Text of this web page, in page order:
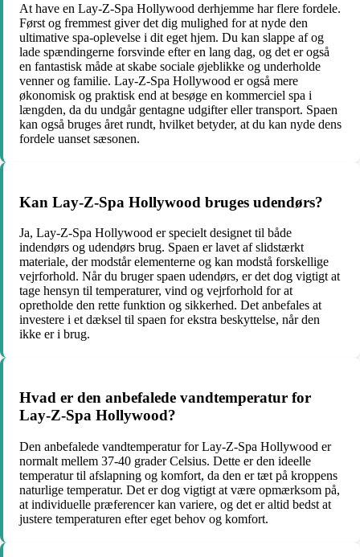
At have en Lay-Z-Spa Hollywood derhjemme har flere fordele.
Først og fremmest giver det dig mulighed for at nyde den
ultimative spa-oplevelse i dit eget hjem. Du kan slappe af og
lade spændingerne forsvinde efter en lang dag, og det er også
en fantastisk måde at skabe sociale øjeblikke og underholde
venner og familie. Lay-Z-Spa Hollywood er også mere
økonomisk og praktisk end at besøge en kommerciel spa i
længden, da du undgår gentagne udgifter eller transport. Spaen
kan også bruges året rundt, hvilket betyder, at du kan nyde dens
fordele uanset sæsonen.
Kan Lay-Z-Spa Hollywood bruges udendørs?
Ja, Lay-Z-Spa Hollywood er specielt designet til både
indendørs og udendørs brug. Spaen er lavet af slidstærkt
materiale, der modstår elementerne og kan modstå forskellige
vejrforhold. Når du bruger spaen udendørs, er det dog vigtigt at
tage hensyn til temperaturer, vind og vejrforhold for at
opretholde den rette funktion og sikkerhed. Det anbefales at
investere i et dæksel til spaen for ekstra beskyttelse, når den
ikke er i brug.
Hvad er den anbefalede vandtemperatur for
Lay-Z-Spa Hollywood?
Den anbefalede vandtemperatur for Lay-Z-Spa Hollywood er
normalt mellem 37-40 grader Celsius. Dette er den ideelle
temperatur til afslapning og komfort, da den er tæt på kroppens
naturlige temperatur. Det er dog vigtigt at være opmærksom på,
at individuelle præferencer kan variere, og det er altid bedst at
justere temperaturen efter eget behov og komfort.